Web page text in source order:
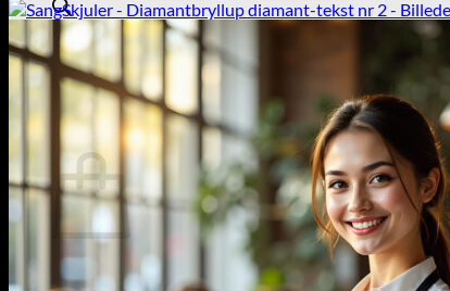
Products
search
Kurv /0,00 kr.0
Kurv
Ingen varer i kurven.